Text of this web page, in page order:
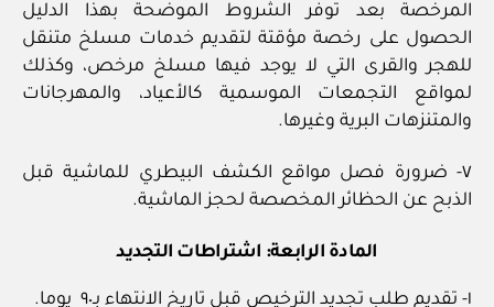
المرخصة بعد توفر الشروط الموضحة بهذا الدليل
الحصول على رخصة مؤقتة لتقديم خدمات مسلخ متنقل
للهجر والقرى التي لا يوجد فيها مسلخ مرخص، وكذلك
لمواقع التجمعات الموسمية كالأعياد، والمهرجانات
والمتنزهات البرية وغيرها.
٧- ضرورة فصل مواقع الكشف البيطري للماشية قبل
الذبح عن الحظائر المخصصة لحجز الماشية.
المادة الرابعة: اشتراطات التجديد
١- تقديم طلب تجديد الترخيص قبل تاريخ الانتهاء بـ٩٠ يوما.